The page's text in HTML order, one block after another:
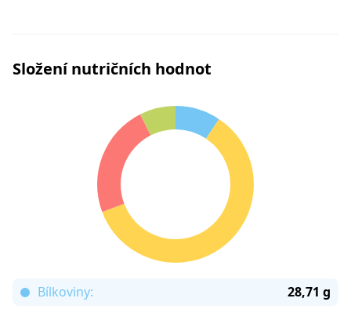
Složení nutričních hodnot
Bílkoviny:
28,71 g